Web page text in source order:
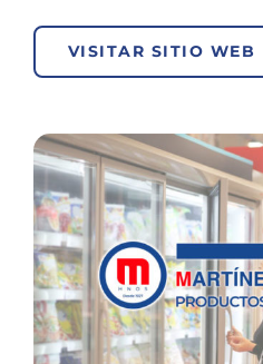
VISITAR SITIO WEB